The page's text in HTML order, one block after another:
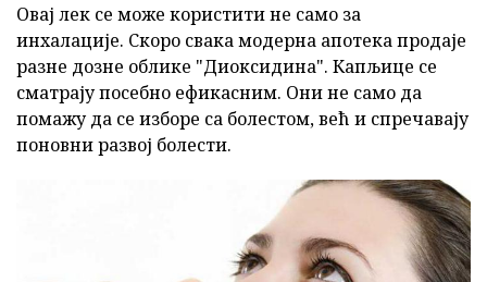
Овај лек се може користити не само за
инхалације. Скоро свака модерна апотека продаје
разне дозне облике "Диоксидина". Капљице се
сматрају посебно ефикасним. Они не само да
помажу да се изборе са болестом, већ и спречавају
поновни развој болести.